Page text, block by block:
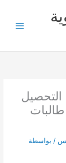
التحصيل
/ بواسطة